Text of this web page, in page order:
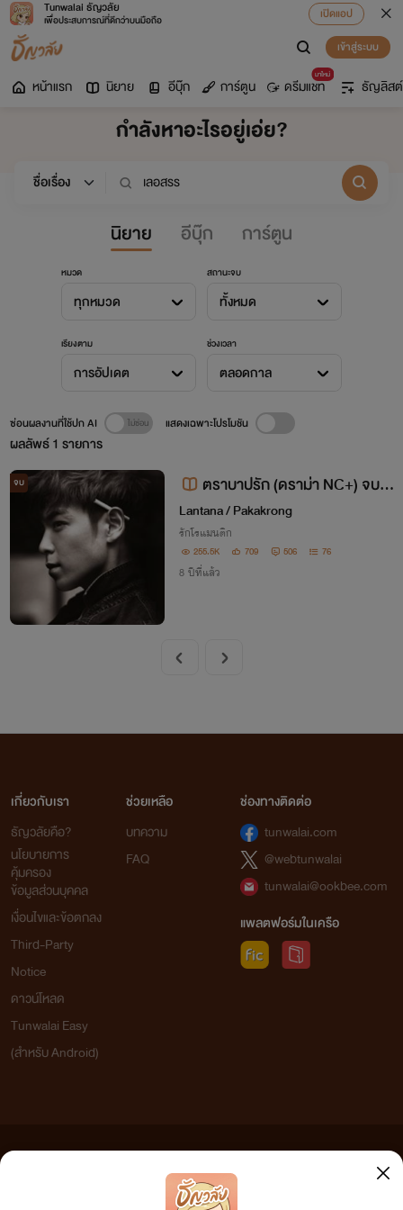
Tunwalai ธัญวลัย
เพื่อประสบการณ์ที่ดีกว่าบนมือถือ
เปิดแอป
เข้าสู่ระบบ
หน้าแรก นิยาย อีบุ๊ก การ์ตูน
มาใหม่
ดรีมแชท ธัญลิสต์
กำลังหาอะไรอยู่เอ่ย?
นิยาย อีบุ๊ก การ์ตูน
หมวด
ทุกหมวด
สถานะจบ
ทั้งหมด
เรียงตาม
การอัปเดต
ช่วงเวลา
ตลอดกาล
ผลลัพธ์1 รายการ
ซ่อนผลงานที่ใช้ปก AI แสดงเฉพาะโปรโมชัน
จบ
ตราบาปรัก (ดราม่า NC+) จบแ
ล้ว
Lantana / Pakakrong
รักโรแมนติก
255.5K 709 506 76
8 ปีที่แล้ว
เกี่ยวกับเรา
ธัญวลัยคือ?
นโยบายการ
คุ้มครอง
ข้อมูลส่วนบุคคล
เงื่อนไขและข้อตกลง
Third-Party
Notice
ดาวน์โหลด
Tunwalai Easy
(สำหรับ Android)
ช่วยเหลือ
บทความ
FAQ
ช่องทางติดต่อ
tunwalai.com
@webtunwalai
tunwalai@ookbee.com
แพลตฟอร์มในเครือ
เว็บไซต์แห่งนี้ไม่ได้เห็นด้วยและไม่ขอรับผิดชอบต่อข้อความใดๆ ทั้งสิ้น ดังนั้นผู้อ่านทุกท่านโปรดใช้
วิจารณญาณในการกลั่นกรองด้วยตนเอง และหากท่านพบข้อความใดๆ ที่ขัดต่อกฎหมายและศีลธรรม